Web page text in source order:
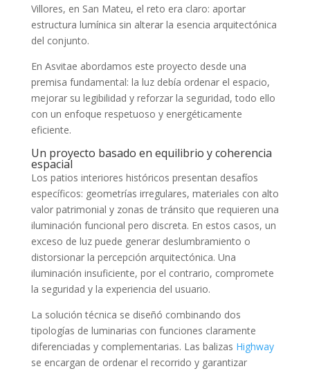
Villores, en San Mateu, el reto era claro: aportar
estructura lumínica sin alterar la esencia arquitectónica
del conjunto.
En Asvitae abordamos este proyecto desde una
premisa fundamental: la luz debía ordenar el espacio,
mejorar su legibilidad y reforzar la seguridad, todo ello
con un enfoque respetuoso y energéticamente
eficiente.
Un proyecto basado en equilibrio y coherencia
espacial
Los patios interiores históricos presentan desafíos
específicos: geometrías irregulares, materiales con alto
valor patrimonial y zonas de tránsito que requieren una
iluminación funcional pero discreta. En estos casos, un
exceso de luz puede generar deslumbramiento o
distorsionar la percepción arquitectónica. Una
iluminación insuficiente, por el contrario, compromete
la seguridad y la experiencia del usuario.
La solución técnica se diseñó combinando dos
tipologías de luminarias con funciones claramente
diferenciadas y complementarias. Las balizas Highway
se encargan de ordenar el recorrido y garantizar